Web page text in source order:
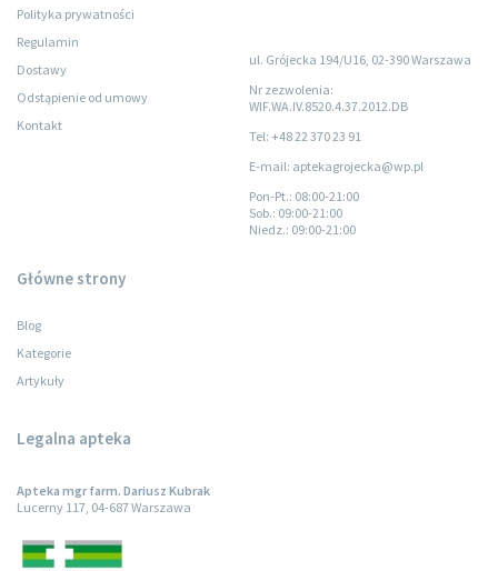
Polityka prywatności
Regulamin
Dostawy
Odstąpienie od umowy
Kontakt
ul. Grójecka 194/U16, 02-390 Warszawa
Nr zezwolenia:
WIF.WA.IV.8520.4.37.2012.DB
Tel: +48 22 370 23 91
E-mail: aptekagrojecka@wp.pl
Pon-Pt.: 08:00-21:00
Sob.: 09:00-21:00
Niedz.: 09:00-21:00
Główne strony
Blog
Kategorie
Artykuły
Legalna apteka
Apteka mgr farm. Dariusz Kubrak
Lucerny 117, 04-687 Warszawa